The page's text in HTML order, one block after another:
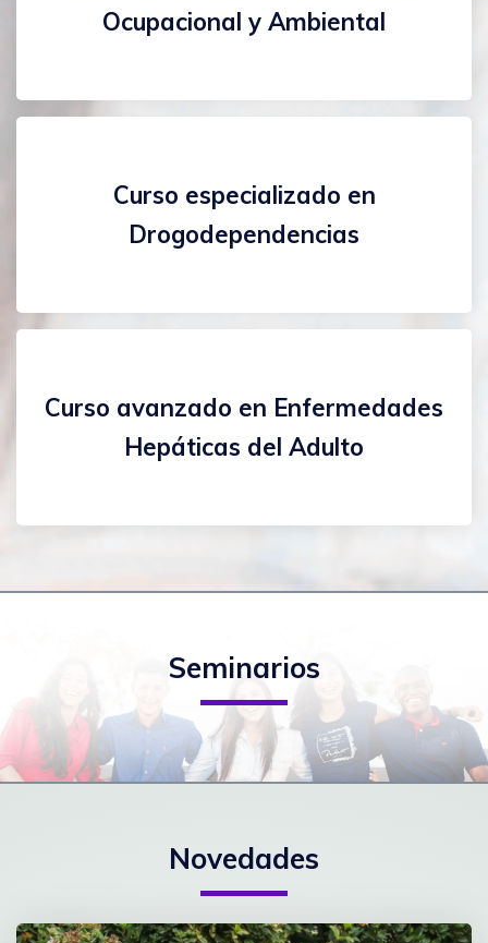
Ocupacional y Ambiental
Curso especializado en
Drogodependencias
Curso avanzado en Enfermedades
Hepáticas del Adulto
Seminarios
Novedades